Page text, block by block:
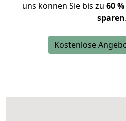
uns können Sie bis zu 60
sparen.
Kostenlose